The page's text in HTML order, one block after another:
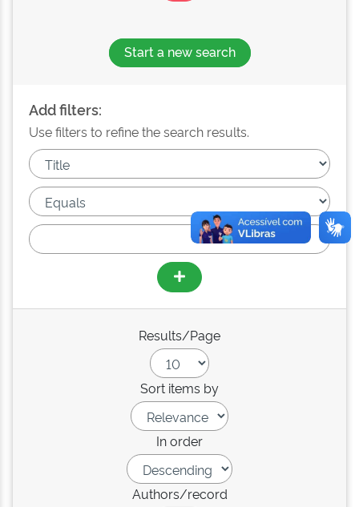
Start a new search
Add filters:
Use filters to refine the search results.
Results/Page
Sort items by
In order
Authors/record